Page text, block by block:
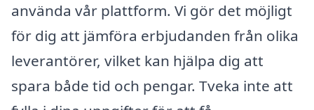
använda vår plattform. Vi gör det möjligt
för dig att jämföra erbjudanden från olika
leverantörer, vilket kan hjälpa dig att
spara både tid och pengar. Tveka inte att